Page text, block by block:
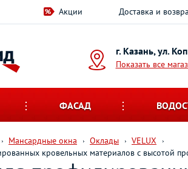
Акции Доставка и
г. Казань, ул.
Показать все
ФАСАД
Мансардные окна Оклады
VELUX
кровельных материалов с высотой